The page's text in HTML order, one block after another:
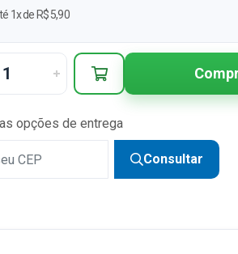
1x de R$ 5,90
opções de entrega
Consultar